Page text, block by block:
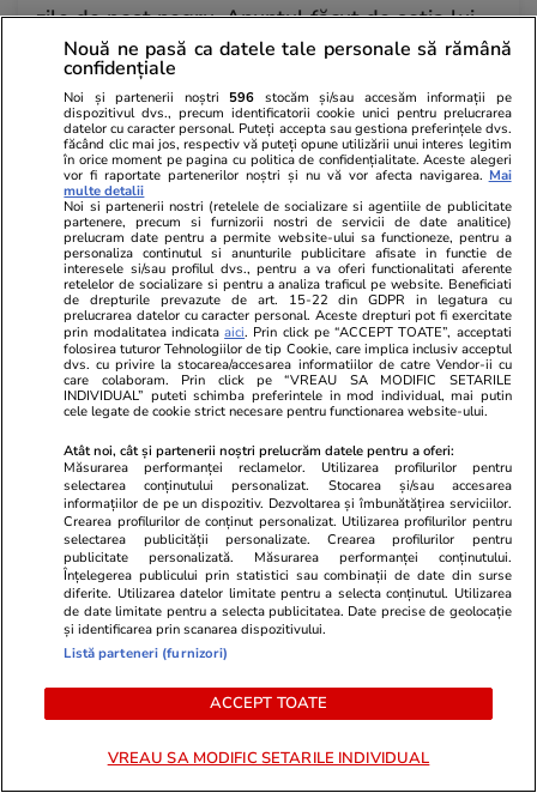
zile de post negru. Anunțul făcut de soția lui
Știri Externe 08:19
Seceta extremă scoate la suprafață epave
ascunse de zeci de ani în Dunăre. Au reapărut
nave de război din 1944 și o barjă scufundată
în 1937
Știri România 07:00
Tragerile loto din 30 iulie 2026. Report de
peste 8,89 milioane de euro la Loto 6 din 49,
categoria I
Sănătate și Fitness 17:00 Lifestyle
Nouă ne pasă ca datele tale personale să rămână
confidențiale
Noi și partenerii noștri 596 stocăm și/sau accesăm informații pe
dispozitivul dvs., precum identificatorii cookie unici pentru prelucrarea
datelor cu caracter personal. Puteți accepta sau gestiona preferințele dvs.
făcând clic mai jos, respectiv vă puteți opune utilizării unui interes legitim
în orice moment pe pagina cu politica de confidențialitate. Aceste alegeri
vor fi raportate partenerilor noștri și nu vă vor afecta navigarea. Mai
multe detalii
Noi si partenerii nostri (retelele de socializare si agentiile de publicitate
partenere, precum si furnizorii nostri de servicii de date analitice)
prelucram date pentru a permite website-ului sa functioneze, pentru a
personaliza continutul si anunturile publicitare afisate in functie de
interesele si/sau profilul dvs., pentru a va oferi functionalitati aferente
retelelor de socializare si pentru a analiza traficul pe website. Beneficiati
de drepturile prevazute de art. 15-22 din GDPR in legatura cu
prelucrarea datelor cu caracter personal. Aceste drepturi pot fi exercitate
prin modalitatea indicataaici. Prin click pe “ACCEPT TOATE”, acceptati
folosirea tuturor Tehnologiilor de tip Cookie, care implica inclusiv acceptul
dvs. cu privire la stocarea/accesarea informatiilor de catre Vendor-ii cu
care colaboram. Prin click pe “VREAU SA MODIFIC SETARILE
INDIVIDUAL” puteti schimba preferintele in mod individual, mai putin
cele legate de cookie strict necesare pentru functionarea website-ului.
Atât noi, cât și partenerii noștri prelucrăm datele pentru a oferi:
Măsurarea performanței reclamelor. Utilizarea profilurilor pentru
selectarea conținutului personalizat. Stocarea și/sau accesarea
informațiilor de pe un dispozitiv. Dezvoltarea și îmbunătățirea serviciilor.
Crearea profilurilor de conținut personalizat. Utilizarea profilurilor pentru
selectarea publicității personalizate. Crearea profilurilor pentru
publicitate personalizată. Măsurarea performanței conținutului.
Înțelegerea publicului prin statistici sau combinații de date din surse
diferite. Utilizarea datelor limitate pentru a selecta conținutul. Utilizarea
de date limitate pentru a selecta publicitatea. Date precise de geolocație
și identificarea prin scanarea dispozitivului.
Listă parteneri (furnizori)
ACCEPT TOATE
VREAU SA MODIFIC SETARILE INDIVIDUAL